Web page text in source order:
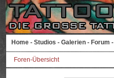
Home - Studios - Galerien - Forum -
Foren-Übersicht